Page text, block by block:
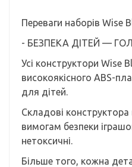
Переваги наборів Wise
- БЕЗПЕКА ДІТЕЙ —
Усі конструктори Wise
високоякісного ABS-
для дітей.
Складові конструктора
вимогам безпеки
нетоксичні.
Більше того, кожна